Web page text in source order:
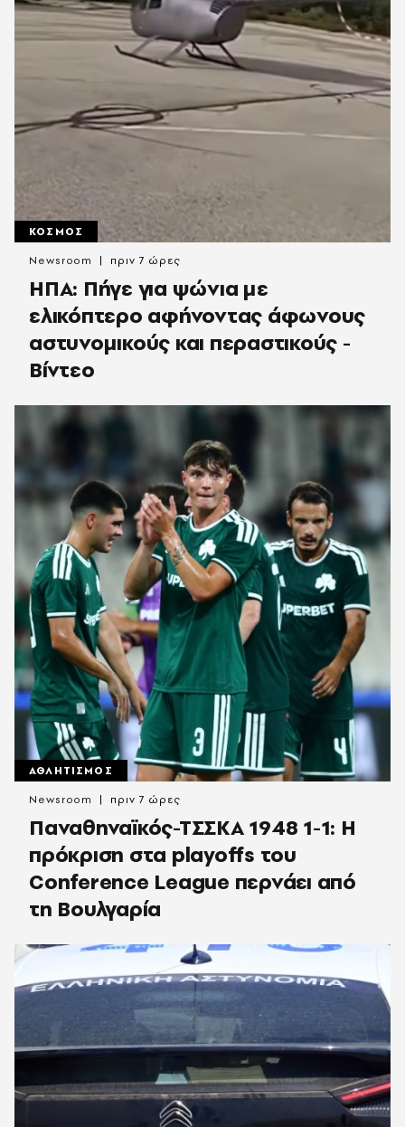
ΚΟΣΜΟΣ
ΗΠΑ: Πήγε για ψώνια με
ελικόπτερο αφήνοντας άφωνους
αστυνομικούς και περαστικούς -
Βίντεο
Newsroom πριν 7 ώρες
ΑΘΛΗΤΙΣΜΟΣ
Παναθηναϊκός-ΤΣΣΚΑ 1948 1-1: Η
πρόκριση στα playoffs του
Conference League περνάει από
τη Βουλγαρία
Newsroom πριν 7 ώρες